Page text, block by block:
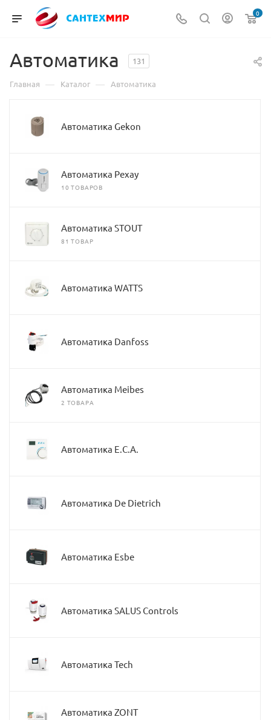
0
Автоматика 131
Главная — Каталог — Автоматика
Автоматика Gekon
Автоматика Рехау
10 ТОВАРОВ
Автоматика STOUT
81 ТОВАР
Автоматика WATTS
Автоматика Danfoss
Автоматика Meibes
2 ТОВАРА
Автоматика E.C.A.
Автоматика De Dietrich
Автоматика Esbe
Автоматика SALUS Controls
Автоматика Tech
Автоматика ZONT